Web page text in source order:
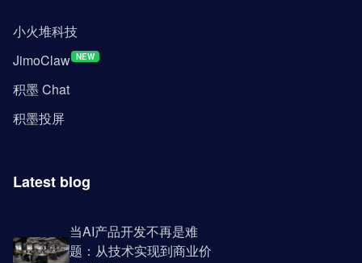
小火堆科技
JimoClaw NEW
积墨 Chat
积墨投屏
Latest blog
当AI产品开发不再是难
题：从技术实现到商业价